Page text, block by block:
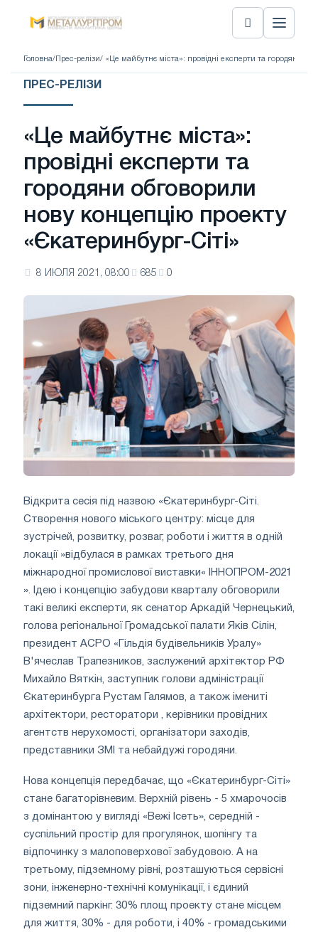
Головна/ Прес-релізи/ «Це майбутнє міста»: провідні експерти та городяни
ПРЕС-РЕЛІЗИ
«Це майбутнє міста»:
провідні експерти та
городяни обговорили
нову концепцію проекту
«Єкатеринбург-Сіті»
8 ИЮЛЯ 2021, 08:00 685 0
Відкрита сесія під назвою «Єкатеринбург-Сіті.
Створення нового міського центру: місце для
зустрічей, розвитку, розваг, роботи і життя в одній
локації »відбулася в рамках третього дня
міжнародної промислової виставки« ІННОПРОМ-2021
». Ідею і концепцію забудови кварталу обговорили
такі великі експерти, як сенатор Аркадій Чернецький,
голова регіональної Громадської палати Яків Сілін,
президент АСРО «Гільдія будівельників Уралу»
В'ячеслав Трапезников, заслужений архітектор РФ
Михайло Вяткін, заступник голови адміністрації
Єкатеринбурга Рустам Галямов, а також імениті
архітектори, ресторатори , керівники провідних
агентств нерухомості, організатори заходів,
представники ЗМІ та небайдужі городяни.
Нова концепція передбачає, що «Єкатеринбург-Сіті»
стане багаторівневим. Верхній рівень - 5 хмарочосів
з домінантою у вигляді «Вежі Ісеть», середній -
суспільний простір для прогулянок, шопінгу та
відпочинку з малоповерхової забудовою. А на
третьому, підземному рівні, розташуються сервісні
зони, інженерно-технічні комунікації, і єдиний
підземний паркінг. 30% площ проекту стане місцем
для життя, 30% - для роботи, і 40% - громадськими